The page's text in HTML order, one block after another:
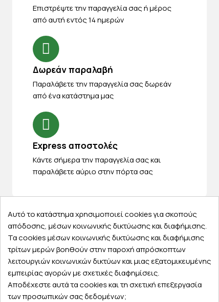
Eπιστρέψτε την παραγγελία σας ή μέρος
από αυτή εντός 14 ημερών
Δωρεάν παραλαβή
Παραλάβετε την παραγγελία σας δωρεάν
από ένα κατάστημα μας
Express αποστολές
Κάντε σήμερα την παραγγελία σας και
παραλάβετε αύριο στην πόρτα σας
Εξυπηρέτηση πελατών
Λογαριασμός
Τα αγαπημένα μου
Τρόποι παραγγελίας
Τρόποι πληρωμής
Αυτό το κατάστημα χρησιμοποιεί cookies για σκοπούς
απόδοσης, μέσων κοινωνικής δικτύωσης και διαφήμισης.
Τα cookies μέσων κοινωνικής δικτύωσης και διαφήμισης
τρίτων μερών βοηθούν στην παροχή απρόσκοπτων
λειτουργιών κοινωνικών δικτύων και μιας εξατομικευμένης
εμπειρίας αγορών με σχετικές διαφημίσεις.
Αποδέχεστε αυτά τα cookies και τη σχετική επεξεργασία
των προσωπικών σας δεδομένων;